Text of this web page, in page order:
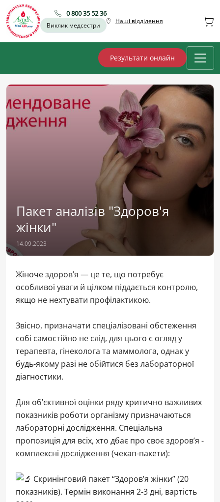
0 800 35 52 36
Виклик медсестри
Наші відділення
Результати онлайн
Пакет аналізів "Здоров'я
жінки"
14.09.2023
Жіноче здоров’я — це те, що потребує
особливої уваги й цілком піддається контролю,
якщо не нехтувати профілактикою.
Звісно, призначати спеціалізовані обстеження
собі самостійно не слід, для цього є огляд у
терапевта, гінеколога та маммолога, однак у
будь-якому разі не обійтися без лабораторної
діагностики.
Для об’єктивної оцінки ряду критично важливих
показників роботи організму призначаються
лабораторні дослідження. Спеціальна
пропозиція для всіх, хто дбає про своє здоров’я -
комплексні дослідження (чекап-пакети):
Скринінговий пакет “Здоров’я жінки” (20
показників). Термін виконання 2-3 дні, вартість